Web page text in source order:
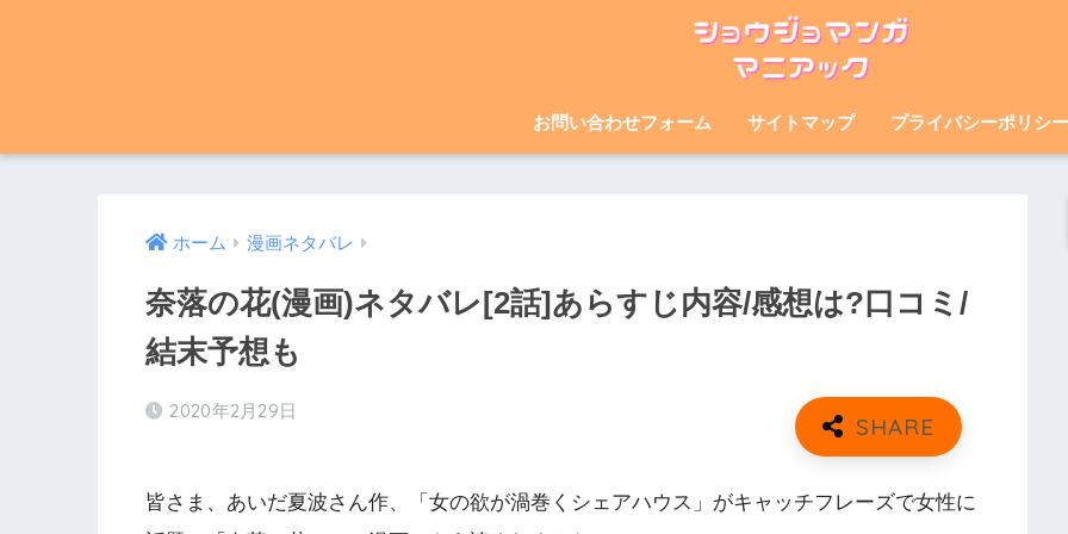
お問い合わせフォーム サイトマップ プライバシーポリシー
ホーム 漫画ネタバレ
奈落の花(漫画)ネタバレ[2話]あらすじ内容/感想は?口コミ/
結末予想も
2020年2月29日
皆さま、あいだ夏波さん作、「女の欲が渦巻くシェアハウス」がキャッチフレーズで女性に